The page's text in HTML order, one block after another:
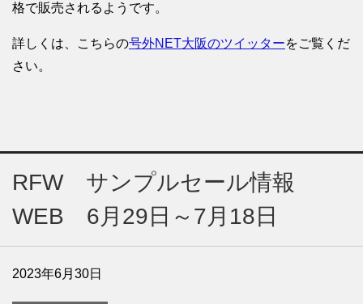
格で販売されるようです。
詳しくは、こちらの号外NET大阪のツイッターをご覧くだ
さい。
RFW サンプルセール情報
WEB 6月29日～7月18日
2023年6月30日